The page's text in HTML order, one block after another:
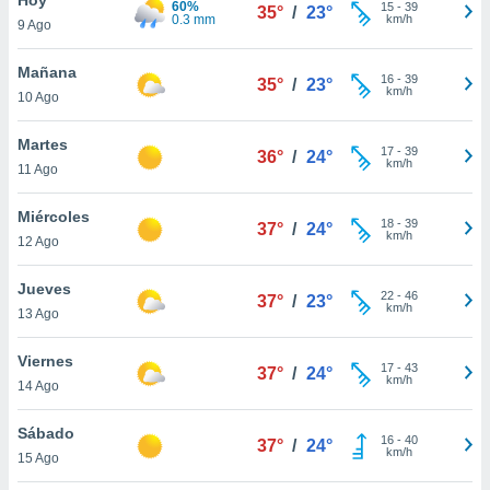
en
más
nuestra
de
cookies
aceptar
9 Ago
60%
0.3 mm
35° / 23° 15- 39
km/h
Mañana
10 Ago
35° / 23° 16- 39
km/h
Martes
11 Ago
36° / 24° 17- 39
km/h
Miércoles
12 Ago
37° / 24° 18- 39
km/h
Jueves
13 Ago
37° / 23° 22- 46
km/h
Viernes
14 Ago
37° / 24° 17- 43
km/h
Sábado
15 Ago
37° / 24° 16- 40
km/h